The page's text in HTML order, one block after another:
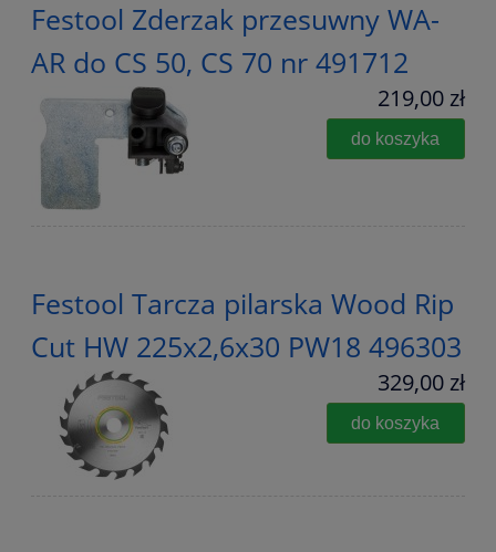
Festool Zderzak przesuwny WA-
AR do CS 50, CS 70 nr 491712
219,00 zł
do koszyka
Festool Tarcza pilarska Wood Rip
Cut HW 225x2,6x30 PW18 496303
329,00 zł
do koszyka